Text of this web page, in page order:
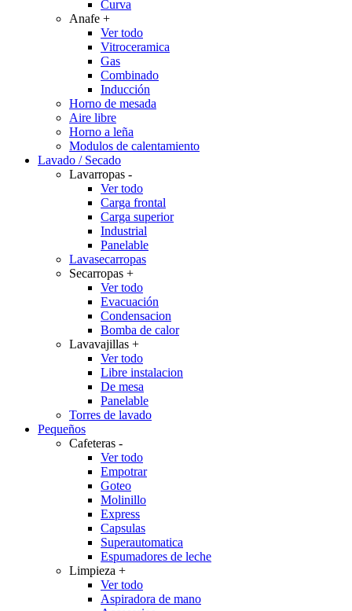
Curva
Anafe +
Ver todo
Vitroceramica
Gas
Combinado
Inducción
Horno de mesada
Aire libre
Horno a leña
Modulos de calentamiento
Lavado / Secado
Lavarropas -
Ver todo
Carga frontal
Carga superior
Industrial
Panelable
Lavasecarropas
Secarropas +
Ver todo
Evacuación
Condensacion
Bomba de calor
Lavavajillas +
Ver todo
Libre instalacion
De mesa
Panelable
Torres de lavado
Pequeños
Cafeteras -
Ver todo
Empotrar
Goteo
Molinillo
Express
Capsulas
Superautomatica
Espumadores de leche
Limpieza +
Ver todo
Aspiradora de mano